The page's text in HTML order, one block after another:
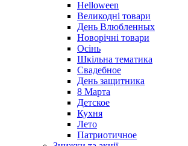
Helloween
Великодні товари
День Влюбленных
Новорічні товари
Осінь
Шкільна тематика
Свадебное
День защитника
8 Марта
Детское
Кухня
Лето
Патриотичное